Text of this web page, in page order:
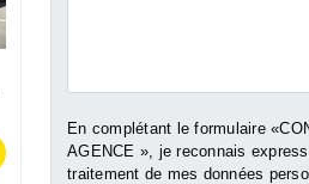
Voir le bien
En complétant le formulaire
AGENCE », je reconnais
traitement de mes données